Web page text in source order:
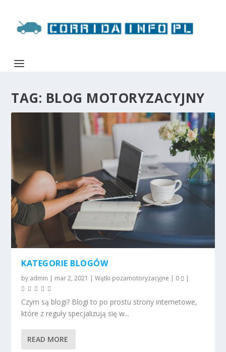
TAG: BLOG MOTORYZACYJNY
KATEGORIE BLOGÓW
by admin | mar 2, 2021 |Wątki pozamotoryzacyjne | 0 |
Czym są blogi? Blogi to po prostu strony internetowe,
które z reguły specjalizują się w...
READ MORE